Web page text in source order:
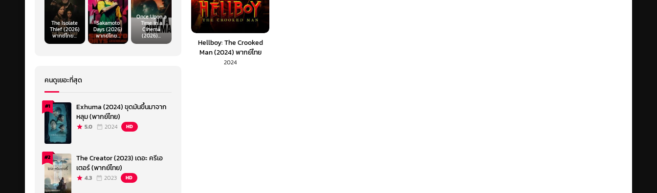
Hellboy: The Crooked
Man (2024) พากย์ไทย
2024
The Isolate
Thief (2026)
พากย์ไทย...
Sakamoto
Days (2026)
พากย์ไทย...
Once Upon a
Time in a
Cinema
(2026)...
คนดูเยอะที่สุด
#1
Exhuma (2024) ขุดมันขึ้นมาจาก
หลุม (พากย์ไทย)
5.0 2024 HD
#2
The Creator (2023) เดอะ ครีเอ
เตอร์ (พากย์ไทย)
4.3 2023 HD